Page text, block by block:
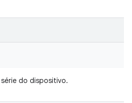
do dispositivo.